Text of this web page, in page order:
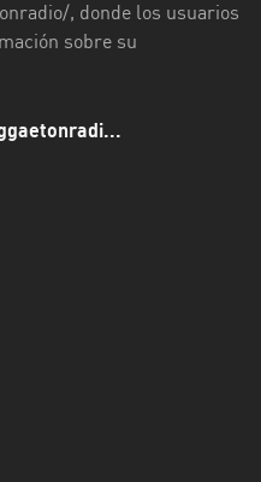
, donde los usuarios
sobre su